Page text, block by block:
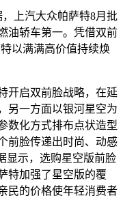
上汽大众帕萨特8月批
油轿车第一。凭借双前
以满满高价值持续焕
开启双前脸战略，在延
另一方面以银河星空为
数化方式排布点状造型
前脸传递出时尚、动感
显示，选购星空版前脸
特加强了星空版的覆
民的价格使年轻消费者